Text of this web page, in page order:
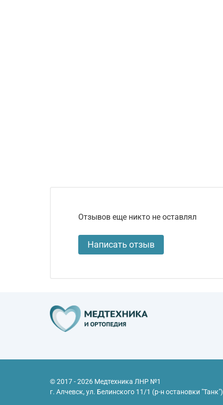
Отзывов еще никто не оставлял
Написать отзыв
© 2017 - 2026 Медтехника ЛНР №1
г. Алчевск, ул. Белинского 11/1 (р-н остановки "Танк")